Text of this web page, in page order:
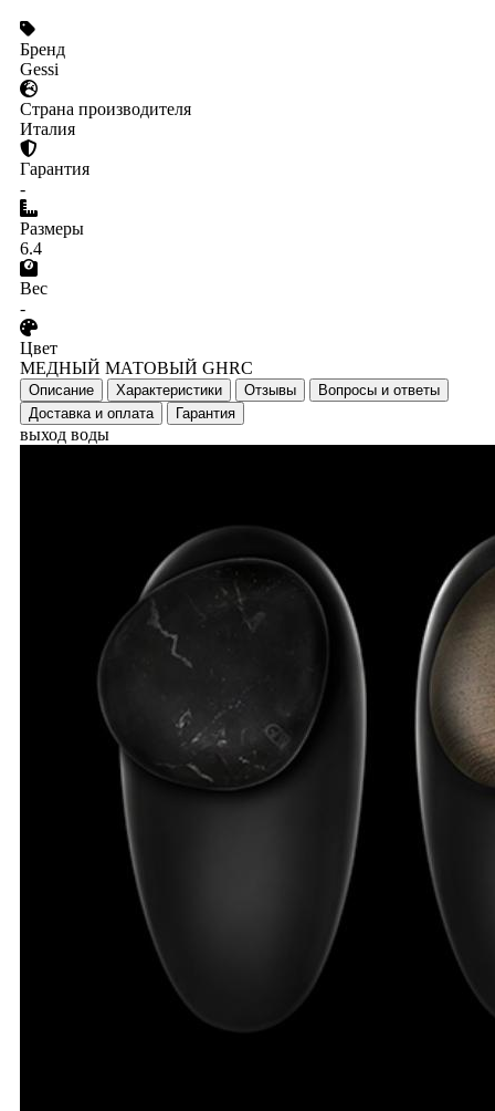
Бренд
Gessi
Страна производителя
Италия
Гарантия
-
Размеры
6.4
Вес
-
Цвет
МЕДНЫЙ МАТОВЫЙ GHRC
Описание Характеристики Отзывы
Вопросы и ответы
Доставка и оплата
Гарантия
выход воды